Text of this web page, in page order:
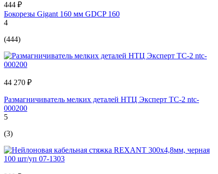
444 ₽
Бокорезы Gigant 160 мм GDCP 160
4
(444)
44 270 ₽
Размагничиватель мелких деталей НТЦ Эксперт TC-2 ntc-
000200
5
(3)